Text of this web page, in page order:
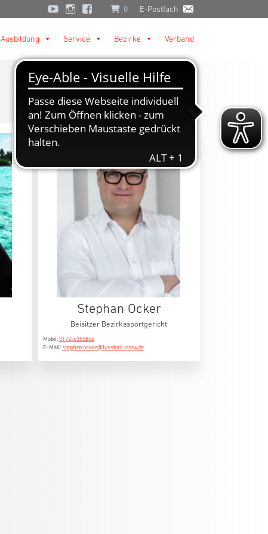
0 E-Postfach
Ausbildung Service Bezirke Verband
Stephan Ocker
Beisitzer Bezirkssportgericht
Mobil:0172-6355866
E-Mail:stephan.ocker@fussball-ostw.de